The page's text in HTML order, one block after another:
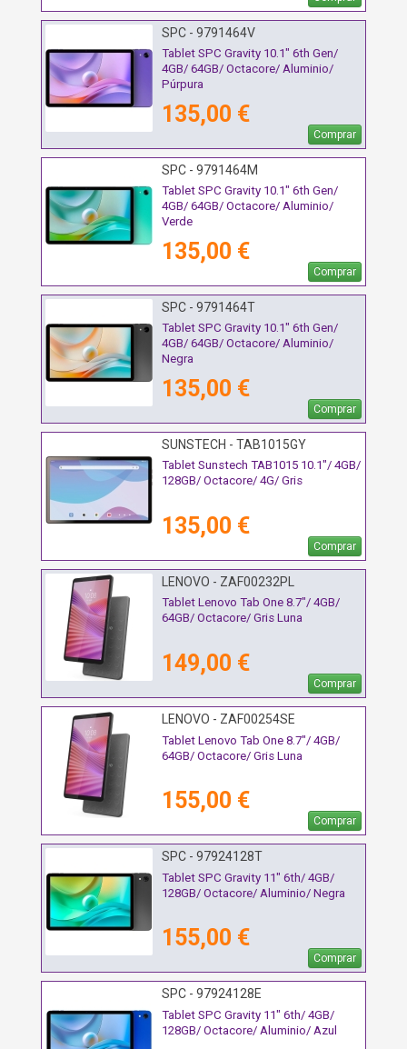
SPC - 9791464V
Tablet SPC Gravity 10.1" 6th Gen/
4GB/ 64GB/ Octacore/ Aluminio/
Púrpura
135,00 €
Comprar
SPC - 9791464M
Tablet SPC Gravity 10.1" 6th Gen/
4GB/ 64GB/ Octacore/ Aluminio/
Verde
135,00 €
Comprar
SPC - 9791464T
Tablet SPC Gravity 10.1" 6th Gen/
4GB/ 64GB/ Octacore/ Aluminio/
Negra
135,00 €
Comprar
SUNSTECH - TAB1015GY
Tablet Sunstech TAB1015 10.1"/ 4GB/
128GB/ Octacore/ 4G/ Gris
135,00 €
Comprar
LENOVO - ZAF00232PL
Tablet Lenovo Tab One 8.7"/ 4GB/
64GB/ Octacore/ Gris Luna
149,00 €
Comprar
LENOVO - ZAF00254SE
Tablet Lenovo Tab One 8.7"/ 4GB/
64GB/ Octacore/ Gris Luna
155,00 €
Comprar
SPC - 97924128T
Tablet SPC Gravity 11" 6th/ 4GB/
128GB/ Octacore/ Aluminio/ Negra
155,00 €
Comprar
SPC - 97924128E
Tablet SPC Gravity 11" 6th/ 4GB/
128GB/ Octacore/ Aluminio/ Azul